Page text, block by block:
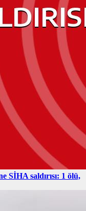
SİHA saldırısı: 1 ölü,